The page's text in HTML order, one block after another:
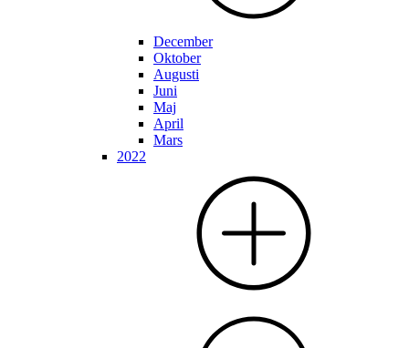
December
Oktober
Augusti
Juni
Maj
April
Mars
2022